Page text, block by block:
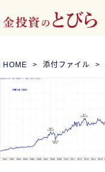
HOME 添付ファイル